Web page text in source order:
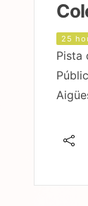
25
Pista